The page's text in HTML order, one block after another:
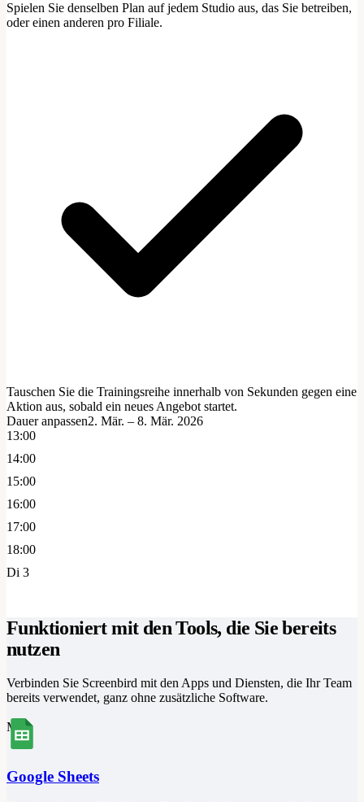
Spielen Sie denselben Plan auf jedem Studio aus, das Sie betreiben,
oder einen anderen pro Filiale.
Tauschen Sie die Trainingsreihe innerhalb von Sekunden gegen eine
Aktion aus, sobald ein neues Angebot startet.
Dauer anpassen2. Mär. – 8. Mär. 2026
13:00
14:00
15:00
16:00
17:00
18:00
Di 3
Mi 4
Funktioniert mit den Tools, die Sie bereits
nutzen
Verbinden Sie Screenbird mit den Apps und Diensten, die Ihr Team
bereits verwendet, ganz ohne zusätzliche Software.
Google Sheets